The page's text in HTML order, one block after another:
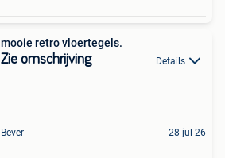
mooie retro vloertegels.
Zie omschrijving Details
Bever 28 jul 26